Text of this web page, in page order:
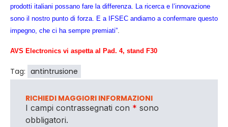
prodotti italiani possano fare la differenza. La ricerca e l’innovazione
sono il nostro punto di forza. E a IFSEC andiamo a confermare questo
impegno, che ci ha sempre premiati”
AVS Electronics vi aspetta al Pad. 4, stand F30
Tag: antintrusione
RICHIEDI MAGGIORI INFORMAZIONI
I campi contrassegnati con * sono
obbligatori.